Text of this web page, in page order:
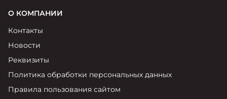
О КОМПАНИИ
Контакты
Новости
Реквизиты
Политика обработки персональных данных
Правила пользования сайтом